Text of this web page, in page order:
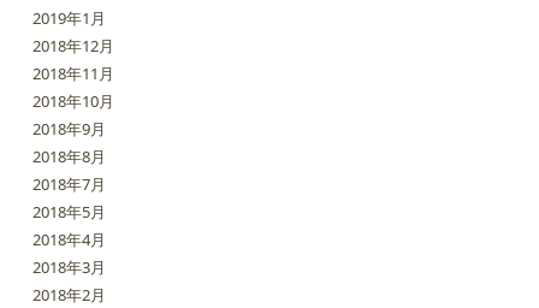
2019年1月
2018年12月
2018年11月
2018年10月
2018年9月
2018年8月
2018年7月
2018年5月
2018年4月
2018年3月
2018年2月